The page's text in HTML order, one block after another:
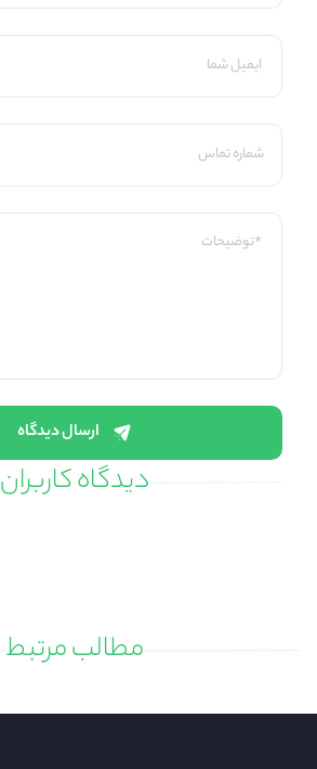
ارسال دیدگاه
دیدگاه کاربران
مطالب مرتبط